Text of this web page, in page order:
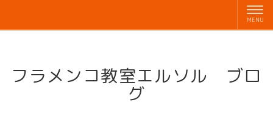
フラメンコ教室エルソル ブロ
グ